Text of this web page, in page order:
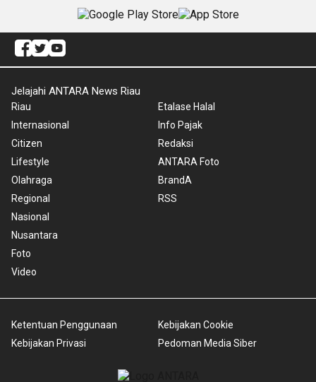
Jelajahi ANTARA News Riau
Riau
Internasional
Citizen
Lifestyle
Olahraga
Regional
Nasional
Nusantara
Foto
Video
Etalase Halal
Info Pajak
Redaksi
ANTARA Foto
BrandA
RSS
Ketentuan Penggunaan
Kebijakan Privasi
Kebijakan Cookie
Pedoman Media Siber